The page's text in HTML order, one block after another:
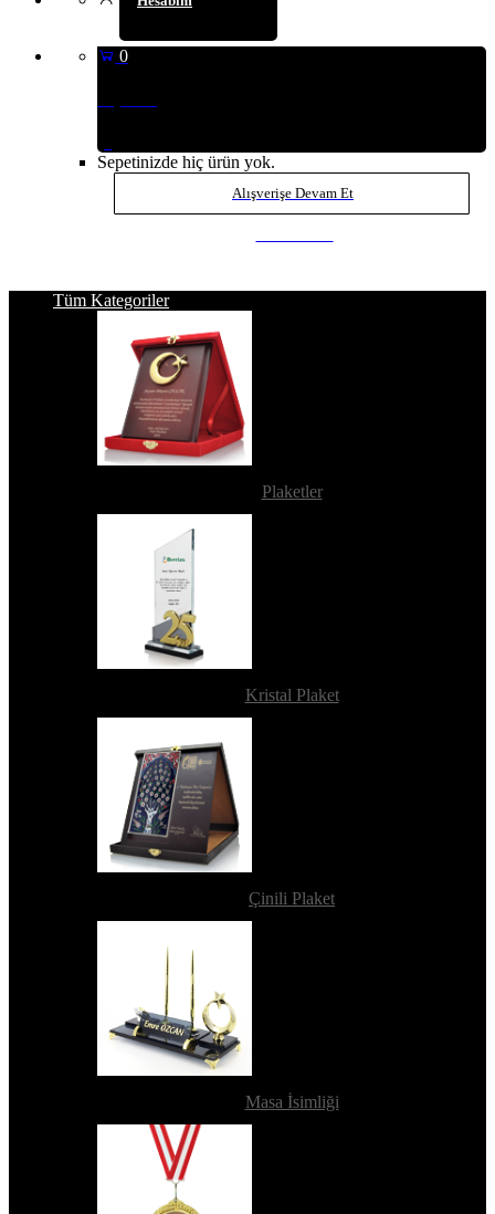
0
Sepetinizde hiç ürün yok.
Alışverişe Devam Et
Tüm Kategoriler
Plaketler
Kristal Plaket
Çinili Plaket
Masa İsimliği